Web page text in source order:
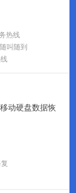
热线
叫随到
动硬盘数据恢